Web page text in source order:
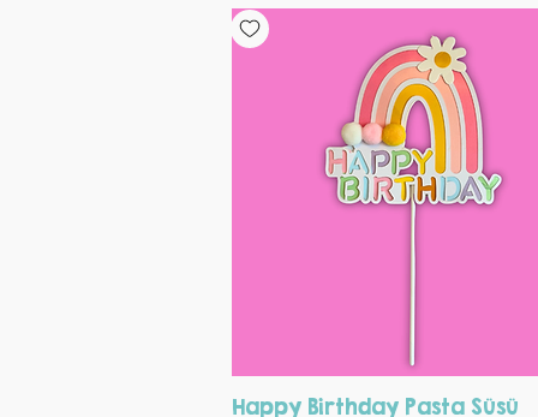
Hızlı Bakış
Happy Birthday Pasta Süsü